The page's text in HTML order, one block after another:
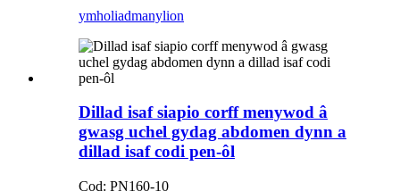
ymholiadmanylion
Dillad isaf siapio corff menywod â
gwasg uchel gydag abdomen dynn a
dillad isaf codi pen-ôl
Cod: PN160-10